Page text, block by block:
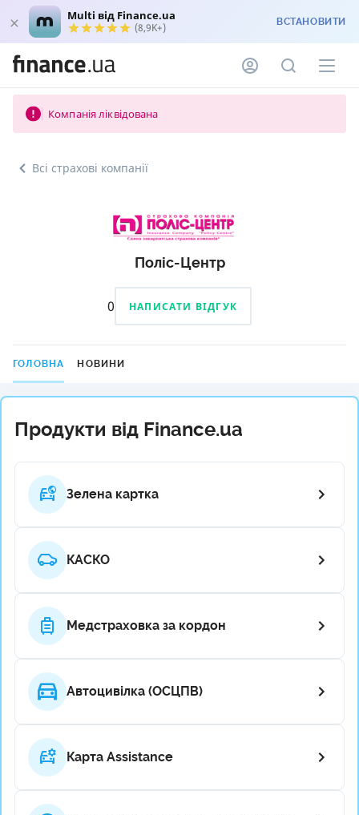
Multi від Finance.ua
(8,9K+) ВСТАНОВИТИ
Компанія ліквідована
Всі страхові компанії
Поліс-Центр
0 НАПИСАТИ ВІДГУК
ГОЛОВНА НОВИНИ
Продукти від Finance.ua
Зелена картка
КАСКО
Медстраховка за кордон
Автоцивілка (ОСЦПВ)
Карта Assistance